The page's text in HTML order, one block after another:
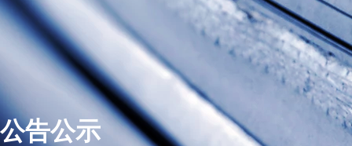
公告公示